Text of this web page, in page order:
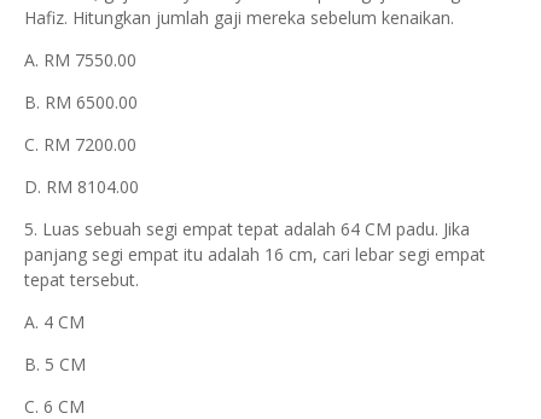
Hafiz. Hitungkan jumlah gaji mereka sebelum kenaikan.
A. RM 7550.00
B. RM 6500.00
C. RM 7200.00
D. RM 8104.00
5. Luas sebuah segi empat tepat adalah 64 CM padu. Jika
panjang segi empat itu adalah 16 cm, cari lebar segi empat
tepat tersebut.
A. 4 CM
B. 5 CM
C. 6 CM